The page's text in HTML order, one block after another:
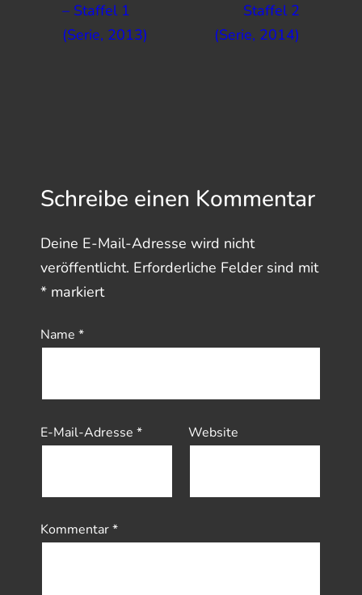
– Staffel 1
(Serie, 2013)
Staffel 2
(Serie, 2014)
Schreibe einen Kommentar
Deine E-Mail-Adresse wird nicht
veröffentlicht. Erforderliche Felder sind mit
* markiert
Kommentar*
Name*
E-Mail-Adresse* Website